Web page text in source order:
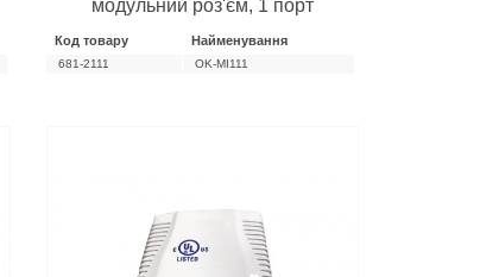
модульний роз'єм, 1 порт
Код товару Найменування
681-2111 OK-MI111